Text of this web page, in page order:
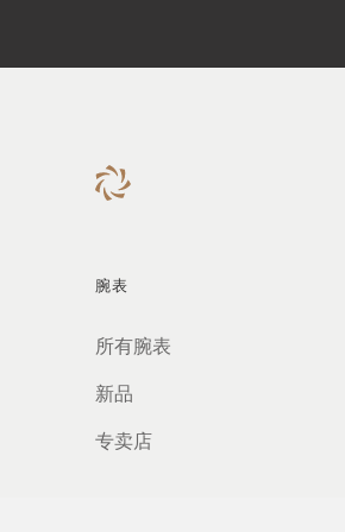
腕表
所有腕表
新品
专卖店